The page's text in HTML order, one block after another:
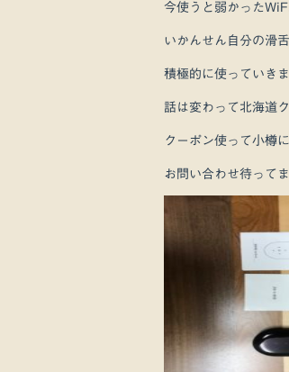
今使うと弱かった
いかんせん自分の滑
積極的に使っていきま
話は変わって北海道
クーポン使って小樽
お問い合わせ待ってま